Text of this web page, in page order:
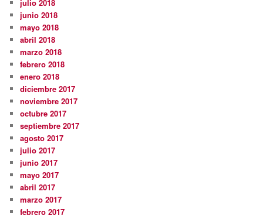
julio 2018
junio 2018
mayo 2018
abril 2018
marzo 2018
febrero 2018
enero 2018
diciembre 2017
noviembre 2017
octubre 2017
septiembre 2017
agosto 2017
julio 2017
junio 2017
mayo 2017
abril 2017
marzo 2017
febrero 2017